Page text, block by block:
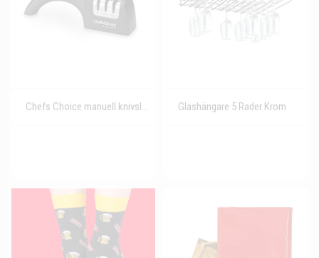
Chefs Choice manuell knivslip 4633 Glashängare 5 Rader Krom